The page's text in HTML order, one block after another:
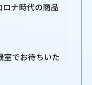
ロナ時代の商品
室でお待ちいた